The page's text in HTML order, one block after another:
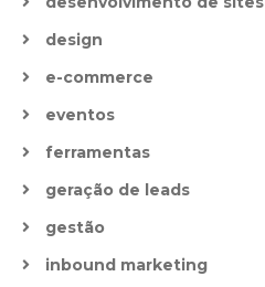
design
e-commerce
eventos
ferramentas
geração de leads
gestão
inbound marketing